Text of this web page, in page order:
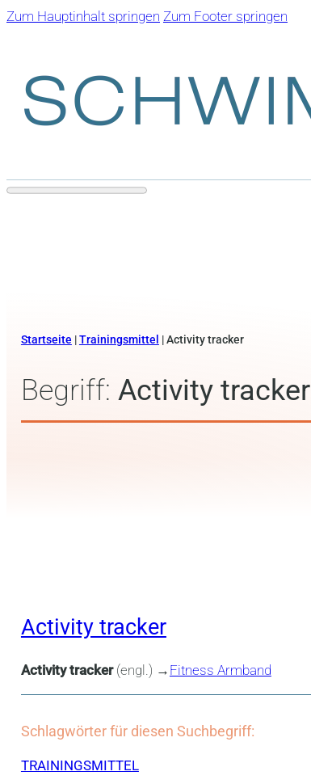
Zum Hauptinhalt springen Zum Footer springen
Startseite |Trainingsmittel |Activity tracker
Begriff: Activity tracker
Activity tracker
Activity tracker(engl.) → Fitness Armband
Schlagwörter für diesen Suchbegriff:
TRAININGSMITTEL